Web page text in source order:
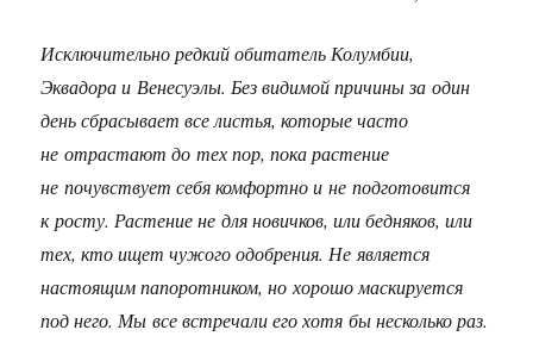
Исключительно редкий обитатель Колумбии,
Эквадора и Венесуэлы. Без видимой причины за один
день сбрасывает все листья, которые часто
не отрастают до тех пор, пока растение
не почувствует себя комфортно и не подготовится
к росту. Растение не для новичков, или бедняков, или
тех, кто ищет чужого одобрения. Не является
настоящим папоротником, но хорошо маскируется
под него. Мы все встречали его хотя бы несколько раз.